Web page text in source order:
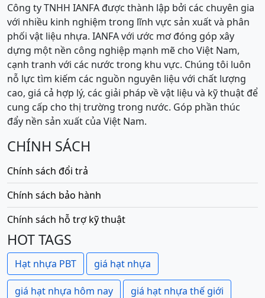
Công ty TNHH IANFA được thành lập bởi các chuyên gia
với nhiều kinh nghiệm trong lĩnh vực sản xuất và phân
phối vật liệu nhựa. IANFA với ước mơ đóng góp xây
dựng một nền công nghiệp mạnh mẽ cho Việt Nam,
cạnh tranh với các nước trong khu vực. Chúng tôi luôn
nỗ lực tìm kiếm các nguồn nguyên liệu với chất lượng
cao, giá cả hợp lý, các giải pháp về vật liệu và kỹ thuật để
cung cấp cho thị trường trong nước. Góp phần thúc
đẩy nền sản xuất của Việt Nam.
CHÍNH SÁCH
Chính sách đổi trả
Chính sách bảo hành
Chính sách hỗ trợ kỹ thuật
HOT TAGS
Hạt nhựa PBT giá hạt nhựa
giá hạt nhựa hôm nay giá hạt nhựa thế giới